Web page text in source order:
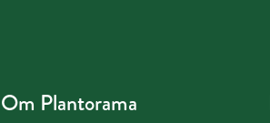
Om Plantorama